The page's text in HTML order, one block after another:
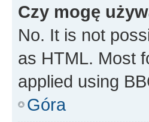
Czy mogę
No. It is not
as HTML. Most
applied using
Góra